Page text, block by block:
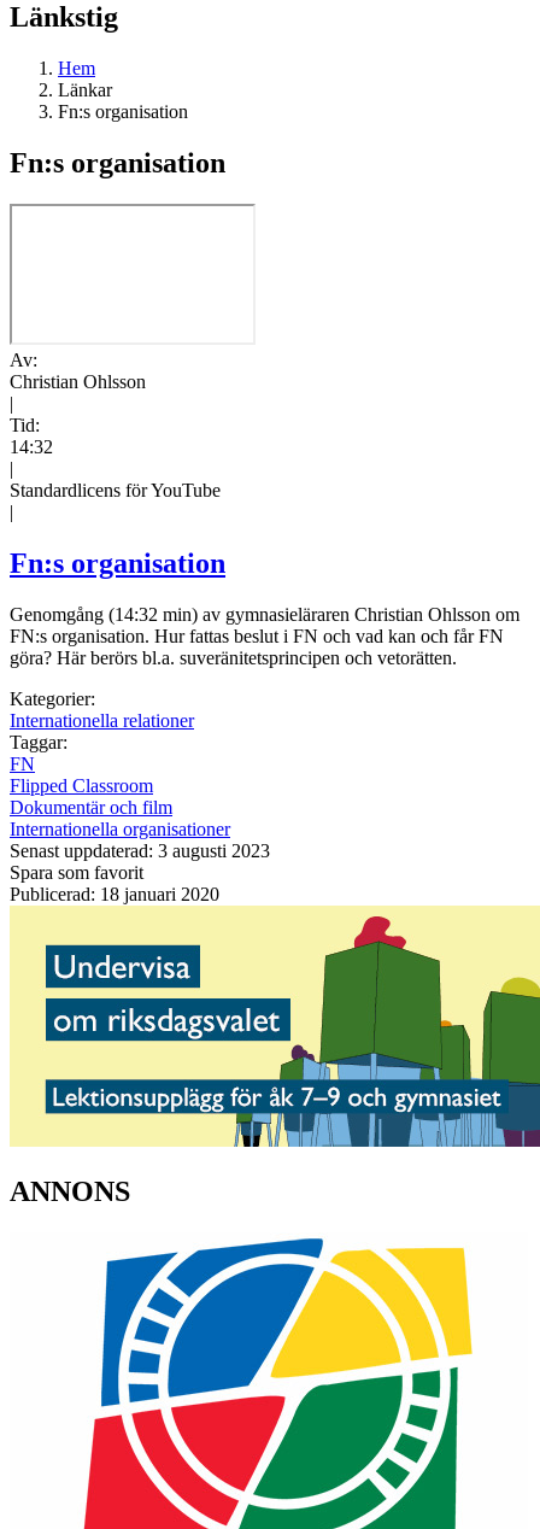
Länkstig
Hem
Länkar
Fn:s organisation
Fn:s organisation
Av:
Christian Ohlsson
|
Tid:
14:32
|
Standardlicens för YouTube
|
Fn:s organisation
Genomgång (14:32 min) av gymnasieläraren Christian Ohlsson om
FN:s organisation. Hur fattas beslut i FN och vad kan och får FN
göra? Här berörs bl.a. suveränitetsprincipen och vetorätten.
Kategorier:
Internationella relationer
Taggar:
FN
Flipped Classroom
Dokumentär och film
Internationella organisationer
Senast uppdaterad: 3 augusti 2023
Spara som favorit
Publicerad: 18 januari 2020
ANNONS